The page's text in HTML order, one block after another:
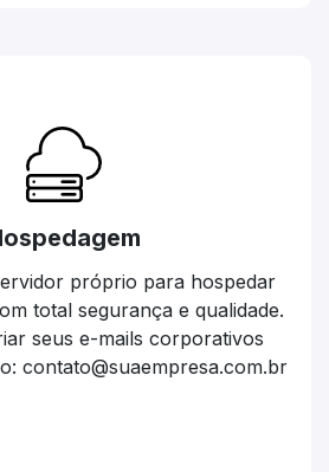
próprio para hospedar
total segurança e qualidade.
seus e-mails corporativos
contato@suaempresa.com.br